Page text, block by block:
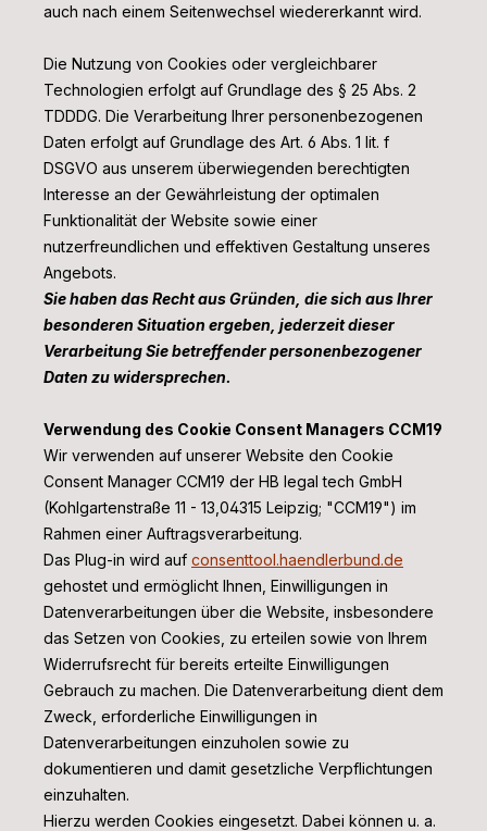
auch nach einem Seitenwechsel wiedererkannt wird.
Die Nutzung von Cookies oder vergleichbarer
Technologien erfolgt auf Grundlage des § 25 Abs. 2
TDDDG. Die Verarbeitung Ihrer personenbezogenen
Daten erfolgt auf Grundlage des Art. 6 Abs. 1 lit. f
DSGVO aus unserem überwiegenden berechtigten
Interesse an der Gewährleistung der optimalen
Funktionalität der Website sowie einer
nutzerfreundlichen und effektiven Gestaltung unseres
Angebots.
Sie haben das Recht aus Gründen, die sich aus Ihrer
besonderen Situation ergeben, jederzeit dieser
Verarbeitung Sie betreffender personenbezogener
Daten zu widersprechen.
Verwendung des Cookie Consent Managers CCM19
Wir verwenden auf unserer Website den Cookie
Consent Manager CCM19 der HB legal tech GmbH
(Kohlgartenstraße 11 - 13,04315 Leipzig; "CCM19") im
Rahmen einer Auftragsverarbeitung.
Das Plug-in wird auf consenttool.haendlerbund.de
gehostet und ermöglicht Ihnen, Einwilligungen in
Datenverarbeitungen über die Website, insbesondere
das Setzen von Cookies, zu erteilen sowie von Ihrem
Widerrufsrecht für bereits erteilte Einwilligungen
Gebrauch zu machen. Die Datenverarbeitung dient dem
Zweck, erforderliche Einwilligungen in
Datenverarbeitungen einzuholen sowie zu
dokumentieren und damit gesetzliche Verpflichtungen
einzuhalten.
Hierzu werden Cookies eingesetzt. Dabei können u. a.